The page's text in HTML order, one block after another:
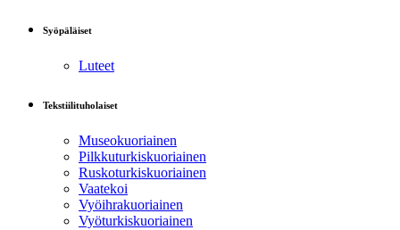
Syöpäläiset
Luteet
Tekstiilituholaiset
Museokuoriainen
Pilkkuturkiskuoriainen
Ruskoturkiskuoriainen
Vaatekoi
Vyöihrakuoriainen
Vyöturkiskuoriainen